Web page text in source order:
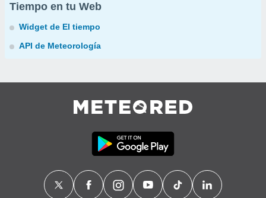
Tiempo en tu Web
Widget de El tiempo
API de Meteorología